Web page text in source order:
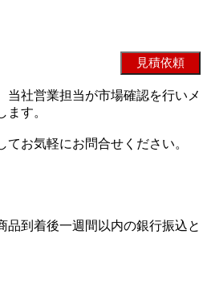
当社営業担当が市場確認を行いメ
す。
てお気軽にお問合せください。
品到着後一週間以内の銀行振込と